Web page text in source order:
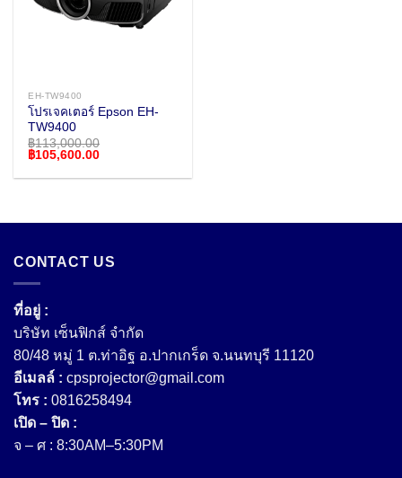
EH-TW9400
โปรเจคเตอร์ Epson EH-
TW9400
฿113,000.00
Original
was:
฿105,600.00Current
is:
CONTACT US
ที่อยู่ :
บริษัท เซ็นฟิกส์ จํากัด
80/48 หมู่ 1 ต.ท่าอิฐ อ.ปากเกร็ด จ.นนทบุรี 11120
อีเมลล์ : cpsprojector@gmail.com
โทร : 0816258494
เปิด – ปิด :
จ – ศ : 8:30AM–5:30PM